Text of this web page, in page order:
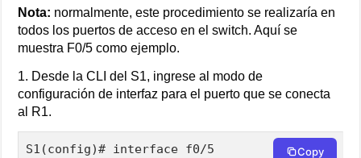
Nota: normalmente, este procedimiento se realizaría en
todos los puertos de acceso en el switch. Aquí se
muestra F0/5 como ejemplo.
1. Desde la CLI del S1, ingrese al modo de
configuración de interfaz para el puerto que se conecta
al R1.
S1(config)# interface f0/5 Copy